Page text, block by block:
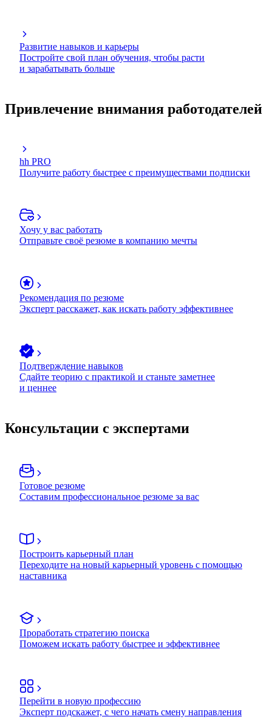
Развитие навыков и карьеры
Постройте свой план обучения, чтобы расти
и зарабатывать больше
Привлечение внимания работодателей
hh PRO
Получите работу быстрее с преимуществами подписки
Хочу у вас работать
Отправьте своё резюме в компанию мечты
Рекомендация по резюме
Эксперт расскажет, как искать работу эффективнее
Подтверждение навыков
Сдайте теорию с практикой и станьте заметнее
и ценнее
Консультации с экспертами
Готовое резюме
Составим профессиональное резюме за вас
Построить карьерный план
Переходите на новый карьерный уровень с помощью
наставника
Проработать стратегию поиска
Поможем искать работу быстрее и эффективнее
Перейти в новую профессию
Эксперт подскажет, с чего начать смену направления